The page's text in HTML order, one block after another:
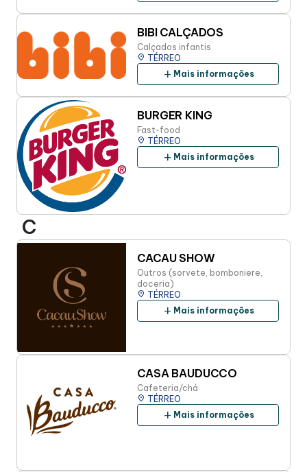
BIBI CALÇADOS
Calçados infantis
place TÉRREO
add Mais informações
BURGER KING
Fast-food
place TÉRREO
add Mais informações
C
CACAU SHOW
Outros (sorvete, bomboniere,
doceria)
place TÉRREO
add Mais informações
CASA BAUDUCCO
Cafeteria/chá
place TÉRREO
add Mais informações